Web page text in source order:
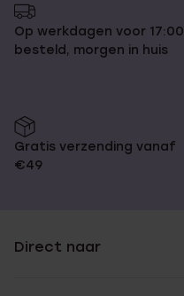
Op werkdagen voor 17:00
besteld, morgen in huis
Gratis verzending vanaf
€49
Direct naar